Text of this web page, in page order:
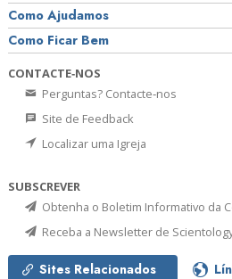
Como Ajudamos
Como Ficar Bem
CONTACTE‑NOS
Perguntas? Contacte‑nos
Site de Feedback
Localizar uma Igreja
SUBSCREVER
Obtenha o Boletim Informativo da
Receba a Newsletter de
Sites Relacionados